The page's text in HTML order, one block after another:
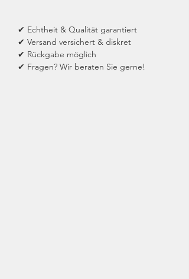
✔ Echtheit & Qualität garantiert
✔ Versand versichert & diskret
✔ Rückgabe möglich
✔ Fragen? Wir beraten Sie gerne!